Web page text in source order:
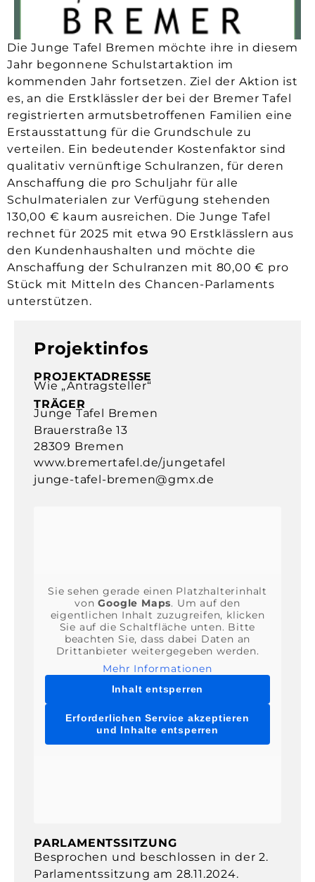
Die Junge Tafel Bremen möchte ihre in diesem
Jahr begonnene Schulstartaktion im
kommenden Jahr fortsetzen. Ziel der Aktion ist
es, an die Erstklässler der bei der Bremer Tafel
registrierten armutsbetroffenen Familien eine
Erstausstattung für die Grundschule zu
verteilen. Ein bedeutender Kostenfaktor sind
qualitativ vernünftige Schulranzen, für deren
Anschaffung die pro Schuljahr für alle
Schulmaterialen zur Verfügung stehenden
130,00 € kaum ausreichen. Die Junge Tafel
rechnet für 2025 mit etwa 90 Erstklässlern aus
den Kundenhaushalten und möchte die
Anschaffung der Schulranzen mit 80,00 € pro
Stück mit Mitteln des Chancen-Parlaments
unterstützen.
Projektinfos
PROJEKTADRESSE
Wie „Antragsteller“
TRÄGER
Junge Tafel Bremen
Brauerstraße 13
28309 Bremen
www.bremertafel.de/jungetafel
junge-tafel-bremen@gmx.de
Sie sehen gerade einen Platzhalterinhalt
vonGoogle Maps. Um auf den
eigentlichen Inhalt zuzugreifen, klicken
Sie auf die Schaltfläche unten. Bitte
beachten Sie, dass dabei Daten an
Drittanbieter weitergegeben werden.
Mehr Informationen
Inhalt entsperren
Erforderlichen Service akzeptieren
und Inhalte entsperren
PARLAMENTSSITZUNG
Besprochen und beschlossen in der 2.
Parlamentssitzung am 28.11.2024.